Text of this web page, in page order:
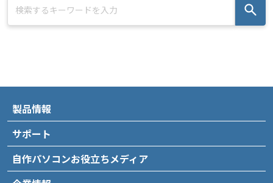
製品情報
サポート
自作パソコンお役立ちメディア